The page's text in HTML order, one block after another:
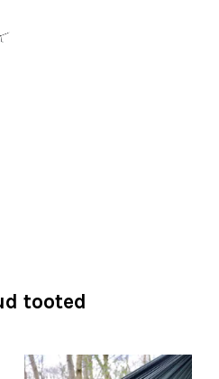
tooted